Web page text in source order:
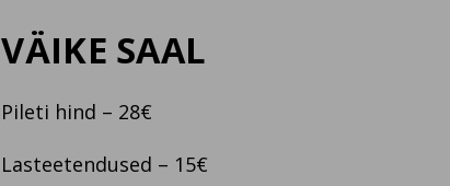
VÄIKE SAAL
Pileti hind – 28€
Lasteetendused – 15€